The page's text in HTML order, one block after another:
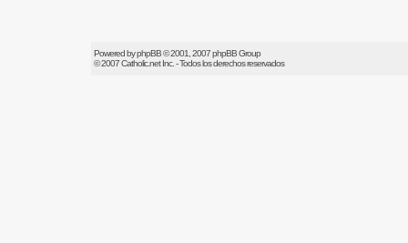
Powered byphpBB© 2001, 2007 phpBB Group
© 2007Catholic.netInc. - Todos los derechos reservados